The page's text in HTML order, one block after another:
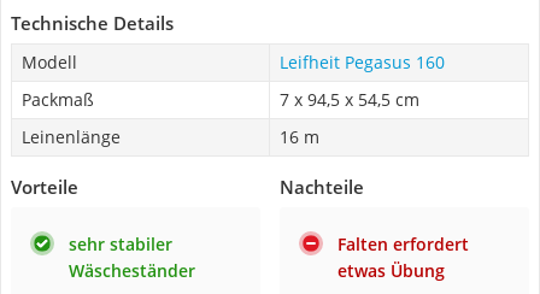
Technische Details
Modell
Leifheit Pegasus 160
Packmaß
7 x 94,5 x 54,5 cm
Leinenlänge
16 m
Vorteile
sehr stabiler
Wäscheständer
Nachteile
Falten erfordert
etwas Übung